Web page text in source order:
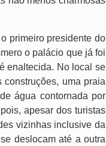
primeiro presidente do
o palácio que já foi
enaltecida. No local se
uma praia
água contornada por
apesar dos turistas
vizinhas inclusive da
deslocam até a outra